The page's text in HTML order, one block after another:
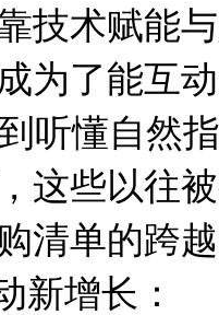
技术赋能
为了能互
听懂自然
这些以往
清单的跨
增长：